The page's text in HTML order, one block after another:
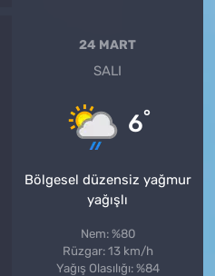
24 MART
SALI
6°
Bölgesel düzensiz yağmur
yağışlı
Nem: %80
Rüzgar: 13 km/h
Yağış Olasılığı: %84